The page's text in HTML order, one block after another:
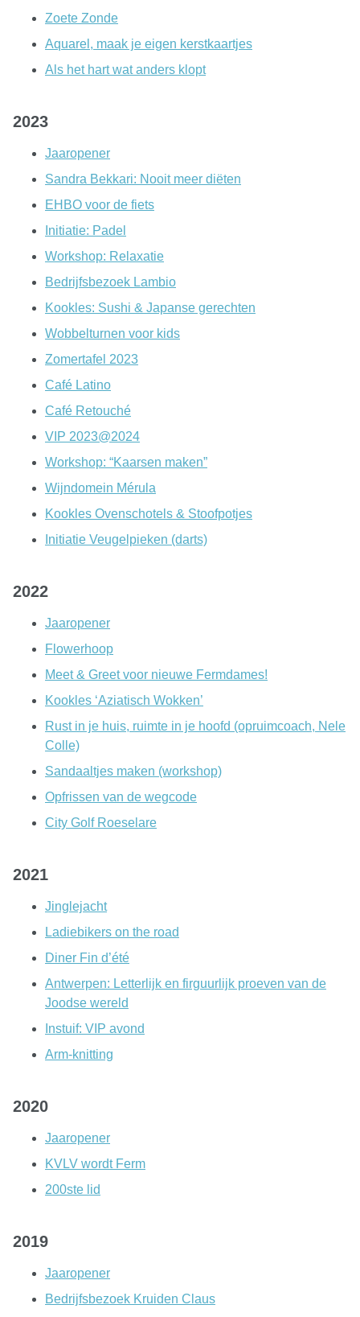
Zoete Zonde
Aquarel, maak je eigen kerstkaartjes
Als het hart wat anders klopt
2023
Jaaropener
Sandra Bekkari: Nooit meer diëten
EHBO voor de fiets
Initiatie: Padel
Workshop: Relaxatie
Bedrijfsbezoek Lambio
Kookles: Sushi & Japanse gerechten
Wobbelturnen voor kids
Zomertafel 2023
Café Latino
Café Retouché
VIP 2023@2024
Workshop: “Kaarsen maken”
Wijndomein Mérula
Kookles Ovenschotels & Stoofpotjes
Initiatie Veugelpieken (darts)
2022
Jaaropener
Flowerhoop
Meet & Greet voor nieuwe Fermdames!
Kookles ‘Aziatisch Wokken’
Rust in je huis, ruimte in je hoofd (opruimcoach, Nele
Colle)
Sandaaltjes maken (workshop)
Opfrissen van de wegcode
City Golf Roeselare
2021
Jinglejacht
Ladiebikers on the road
Diner Fin d’été
Antwerpen: Letterlijk en firguurlijk proeven van de
Joodse wereld
Instuif: VIP avond
Arm-knitting
2020
Jaaropener
KVLV wordt Ferm
200ste lid
2019
Jaaropener
Bedrijfsbezoek Kruiden Claus